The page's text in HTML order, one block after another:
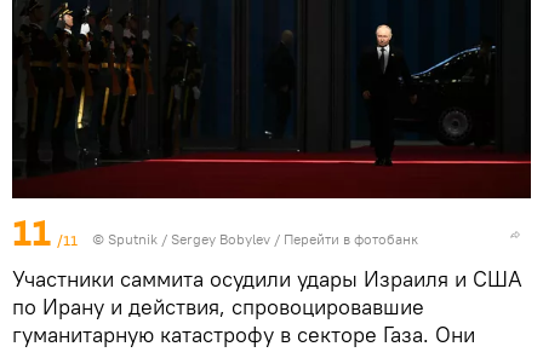
11 /11 © Sputnik / Sergey Bobylev / Перейти в фотобанк
Участники саммита осудили удары Израиля и США
по Ирану и действия, спровоцировавшие
гуманитарную катастрофу в секторе Газа. Они